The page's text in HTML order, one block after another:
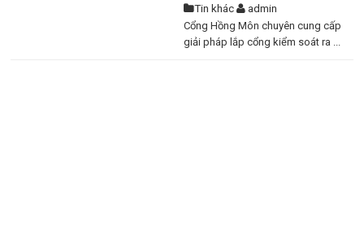
Tin khác
admin
Cổng Hồng Môn chuyên cung cấp
giải pháp lắp cổng kiểm soát ra ...